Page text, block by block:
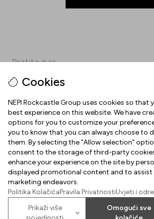
popusti
Cookies
NEPI Rockcastle Group uses cookies so that
best experience on this website. We have
options for you to customize your
you to know that you can always choose to
them. By selecting the "Allow selection"
consent to the storage of third-party
enhance your experience on the site by
displayed promotional content and to assist
marketing endeavors.
Politika KolačićaPravila PrivatnostiUvjeti i
Prikaži više
Omogući sve
Pratite nas
FacebookInstagramPinterest
INFORMACIJE
Radno vrijeme
Mapa centra
Parking
Poklon kartica Arena Centra
O NAMA
Dobrodošli u Arena Centar
Uvjeti korištenja